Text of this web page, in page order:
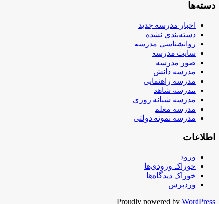
دسته‌ها
اخبار مدرسه جدید
دسته‌بندی نشده
روانشناسی مدرسه
سایت مدرسه
صور مدرسه
مدرسه دانش
مدرسه راهنمایی
مدرسه شاهد
مدرسه شبانه روزی
مدرسه معلم
مدرسه نمونه دولتی
اطلاعات
ورود
خوراک ورودی‌ها
خوراک دیدگاه‌ها
وردپرس
Proudly powered by WordPress